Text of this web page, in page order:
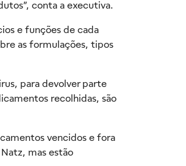
conta a executiva.
e funções de cada
as formulações, tipos
para devolver parte
recolhidas, são
vencidos e fora
mas estão